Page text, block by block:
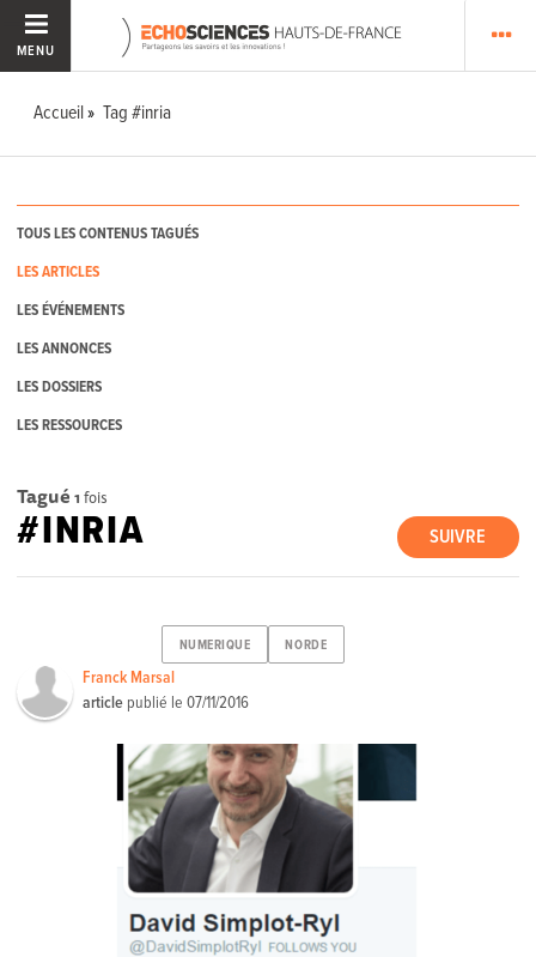
MENU
Accueil Tag #inria
TOUS LES CONTENUS TAGUÉS
LES ARTICLES
LES ÉVÉNEMENTS
LES ANNONCES
LES DOSSIERS
LES RESSOURCES
Tagué 1 fois
SUIVRE
#INRIA
NUMERIQUE NORDE
Franck Marsal
article publié le07/11/2016